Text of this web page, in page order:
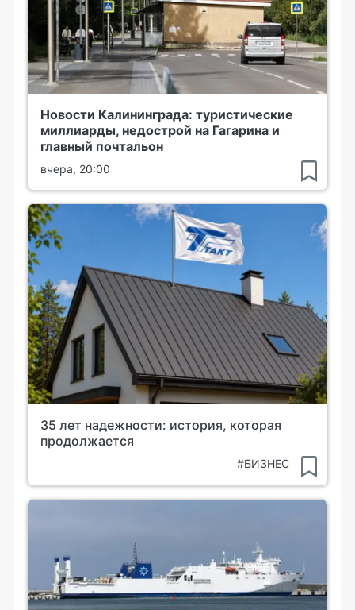
Новости Калининграда: туристические
миллиарды, недострой на Гагарина и
главный почтальон
вчера, 20:00
35 лет надежности: история, которая
продолжается
#БИЗНЕС